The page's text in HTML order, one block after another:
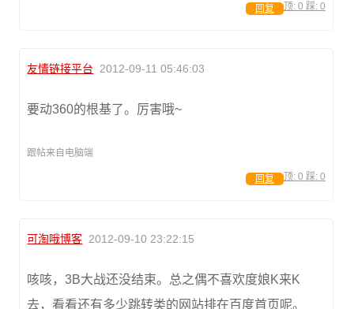
顶: 0 踩: 0
回复
友情链接平台 2012-09-11 05:46:03
要动360的根基了。厉害哦~
跟帖来自电脑端
顶: 0 踩: 0
回复
可淘哦博客 2012-09-10 23:22:15
咳咳，3B大战还没结束。总之偶不喜欢度娘K来K
去，看看还有多少跳转类的网站排在百度首页呢。